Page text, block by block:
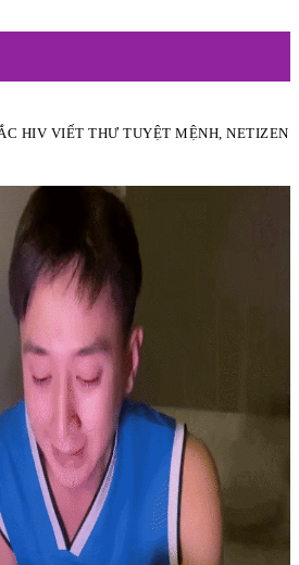
HIV VIẾT THƯ TUYỆT MỆNH, NETIZEN